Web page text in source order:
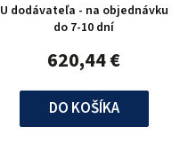
U dodávateľa - na objednávku
do 7-10 dní
620,44 €
DO KOŠÍKA